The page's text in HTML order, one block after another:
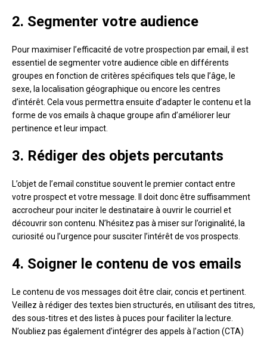
2. Segmenter votre audience
Pour maximiser l’efficacité de votre prospection par email, il est
essentiel de segmenter votre audience cible en différents
groupes en fonction de critères spécifiques tels que l’âge, le
sexe, la localisation géographique ou encore les centres
d’intérêt. Cela vous permettra ensuite d’adapter le contenu et la
forme de vos emails à chaque groupe afin d’améliorer leur
pertinence et leur impact.
3. Rédiger des objets percutants
L’objet de l’email constitue souvent le premier contact entre
votre prospect et votre message. Il doit donc être suffisamment
accrocheur pour inciter le destinataire à ouvrir le courriel et
découvrir son contenu. N’hésitez pas à miser sur l’originalité, la
curiosité ou l’urgence pour susciter l’intérêt de vos prospects.
4. Soigner le contenu de vos emails
Le contenu de vos messages doit être clair, concis et pertinent.
Veillez à rédiger des textes bien structurés, en utilisant des titres,
des sous-titres et des listes à puces pour faciliter la lecture.
N’oubliez pas également d’intégrer des appels à l’action (CTA)